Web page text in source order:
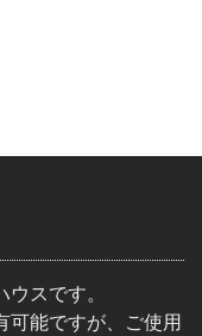
スです。
可能ですが、ご使用